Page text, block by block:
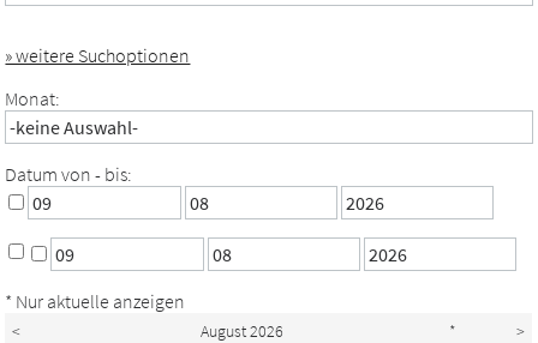
» weitere Suchoptionen
Monat:
Datum von - bis:
* Nur aktuelle anzeigen
< August 2026 *
>